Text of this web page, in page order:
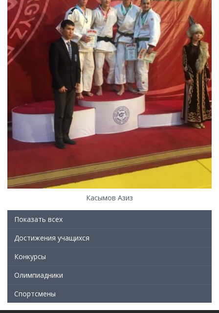
Касымов Азиз
Показать всех
Достижения учащихся
Конкурсы
Олимпиадники
Спортсмены